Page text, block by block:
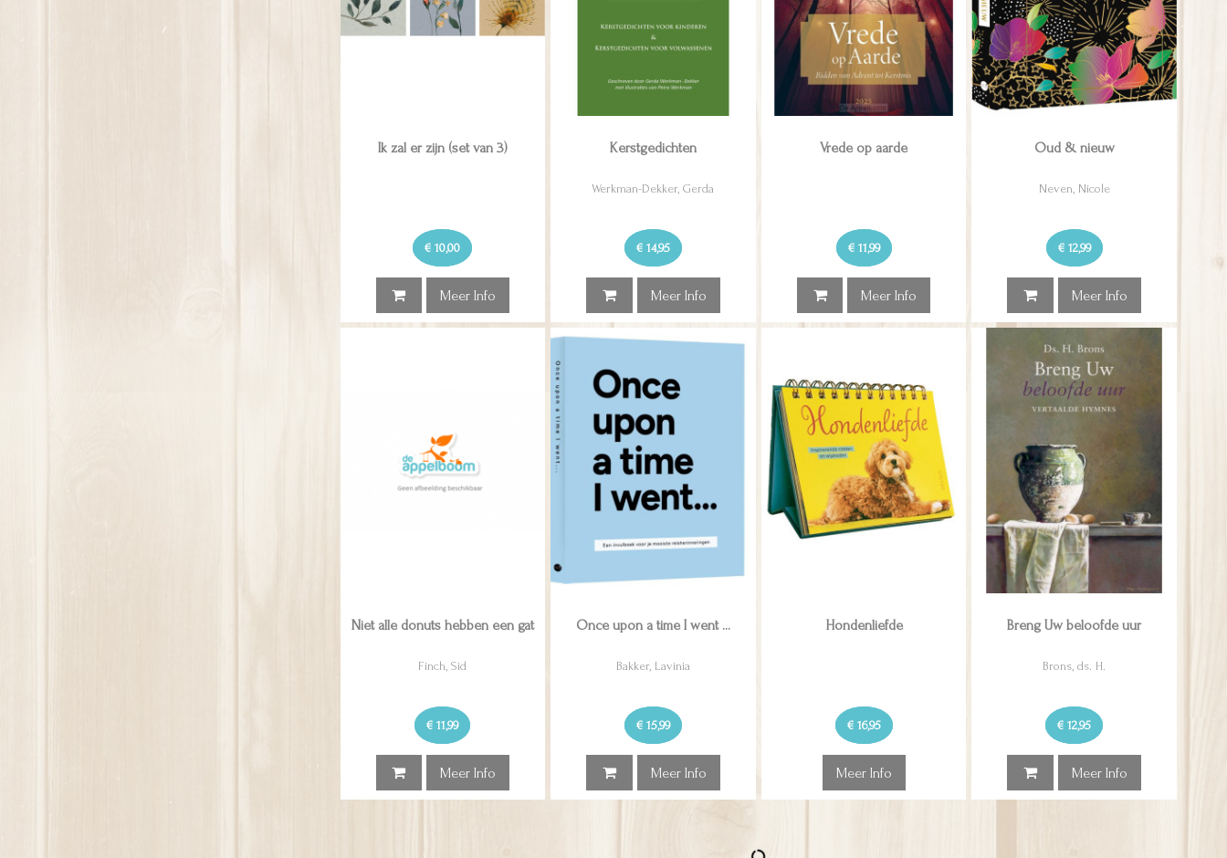
Ik zal er zijn (set van 3)
€ 10,00
Meer Info
Kerstgedichten
Werkman-Dekker, Gerda
€ 14,95
Meer Info
Vrede op aarde
€ 11,99
Meer Info
Oud & nieuw
Neven, Nicole
€ 12,99
Meer Info
Niet alle donuts hebben een gat
Finch, Sid
€ 11,99
Meer Info
Once upon a time I went ...
Bakker, Lavinia
€ 15,99
Meer Info
Hondenliefde
€ 16,95
Meer Info
Breng Uw beloofde uur
Brons, ds. H.
€ 12,95
Meer Info